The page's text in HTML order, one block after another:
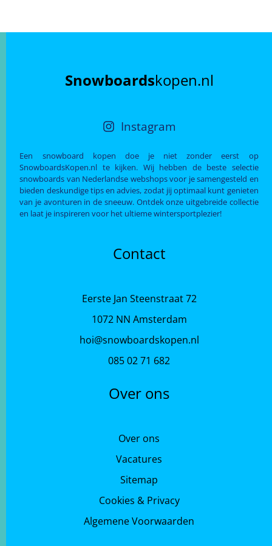
Snowboardskopen.nl
Instagram
Een snowboard kopen doe je niet zonder eerst op
SnowboardsKopen.nl te kijken. Wij hebben de beste selectie
snowboards van Nederlandse webshops voor je samengesteld en
bieden deskundige tips en advies, zodat jij optimaal kunt genieten
van je avonturen in de sneeuw. Ontdek onze uitgebreide collectie
en laat je inspireren voor het ultieme wintersportplezier!
Contact
Eerste Jan Steenstraat 72
1072 NN Amsterdam
hoi@snowboardskopen.nl
085 02 71 682
Over ons
Over ons
Vacatures
Sitemap
Cookies & Privacy
Algemene Voorwaarden